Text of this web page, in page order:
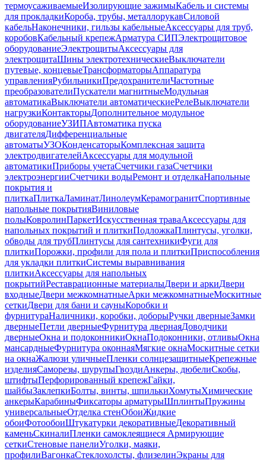
термоусаживаемыеИзолирующие зажимыКабель и системы
для прокладкиКороба, трубы, металлорукавСиловой
кабельНаконечники, гильзы кабельныеАксессуары для труб,
коробовКабельный крепежАрматура СИПЭлектрощитовое
оборудованиеЭлектрощитыАксессуары для
электрощитаШины электротехническиеВыключатели
путевые, концевыеТрансформаторыАппаратура
управленияРубильникиПредохранителиЧастотные
преобразователиПускатели магнитныеМодульная
автоматикаВыключатели автоматическиеРелеВыключатели
нагрузкиКонтакторыДополнительное модульное
оборудованиеУЗИПАвтоматика пуска
двигателяДифференциальные
автоматыУЗОКонденсаторыКомплексная защита
электродвигателейАксессуары для модульной
автоматикиПриборы учетаСчетчики газаСчетчики
электроэнергииСчетчики водыРемонт и отделкаНапольные
покрытия и
плиткаПлиткаЛаминатЛинолеумКерамогранитСпортивные
напольные покрытияВиниловые
полыКовролинПаркетИскусственная траваАксессуары для
напольных покрытий и плиткиПодложкаПлинтусы, уголки,
обводы для трубПлинтусы для сантехникиФуги для
плиткиПорожки, профили для пола и плиткиПриспособления
для укладки плиткиСистемы выравнивания
плиткиАксессуары для напольных
покрытийРеставрационные материалыДвери и аркиДвери
входныеДвери межкомнатныеАрки межкомнатныеМоскитные
сеткиДвери для бани и сауныКоробки и
фурнитураНаличники, коробки, доборыРучки дверныеЗамки
дверныеПетли дверныеФурнитура двернаяДоводчики
дверныеОкна и подоконникиОкнаПодоконники, отливыОкна
мансардныеФурнитура оконнаяМягкие окнаМоскитные сетки
на окнаЖалюзи уличныеПленки солнцезащитныеКрепежные
изделияСаморезы, шурупыГвоздиАнкеры, дюбелиСкобы,
штифтыПерфорированный крепежГайки,
шайбыЗаклепкиБолты, винты, шпилькиХомутыХимические
анкерыКарабиныФиксаторы арматурыШплинтыПружины
универсальныеОтделка стенОбоиЖидкие
обоиФотообоиШтукатурки декоративныеДекоративный
каменьСкиналиПленки самоклеящиеся Армирующие
сеткиСтеновые панелиУголки, маяки,
профилиВагонкаСтеклохолсты, флизелинЭкраны для